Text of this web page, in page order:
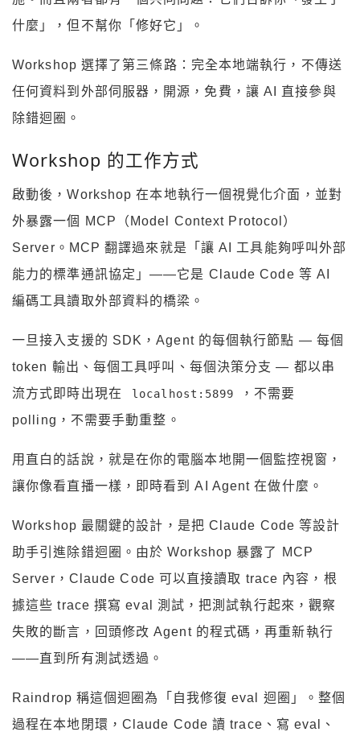
什麼」，但不幫你「修好它」。
Workshop 選擇了第三條路：完全本地端執行，不傳送
任何資料到外部伺服器，開源，免費，讓 AI 直接參與
除錯迴圈。
Workshop 的工作方式
啟動後，Workshop 在本地執行一個視覺化介面，並對
外暴露一個 MCP（Model Context Protocol）
Server。MCP 翻譯過來就是「讓 AI 工具能夠呼叫外部
能力的標準通訊協定」——它是 Claude Code 等 AI
編碼工具讀取外部資料的橋梁。
一旦接入支援的 SDK，Agent 的每個執行節點 — 每個
token 輸出、每個工具呼叫、每個決策分支 — 都以串
流方式即時出現在
localhost:5899
，不需要
polling，不需要手動重整。
用直白的話說，就是在你的電腦本地開一個監控視窗，
讓你像看直播一樣，即時看到 AI Agent 在做什麼。
Workshop 最關鍵的設計，是把 Claude Code 等設計
助手引進除錯迴圈。由於 Workshop 暴露了 MCP
Server，Claude Code 可以直接讀取 trace 內容，根
據這些 trace 撰寫 eval 測試，把測試執行起來，觀察
失敗的斷言，回頭修改 Agent 的程式碼，再重新執行
——直到所有測試透過。
Raindrop 稱這個迴圈為「自我修復 eval 迴圈」。整個
過程在本地閉環，Claude Code 讀 trace、寫 eval、